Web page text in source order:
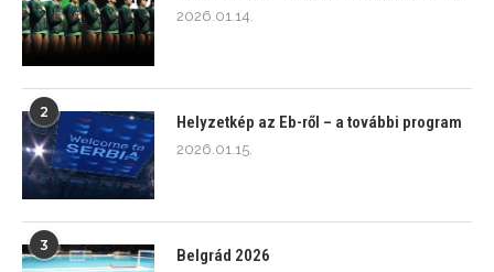
2026.01.14.
2
Helyzetkép az Eb-ről – a további program
2026.01.15.
3
Belgrád 2026